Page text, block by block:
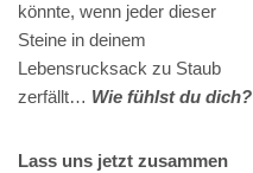
könnte, wenn jeder dieser
Steine in deinem
Lebensrucksack zu Staub
zerfällt… Wie fühlst du dich?
Lass uns jetzt zusammen